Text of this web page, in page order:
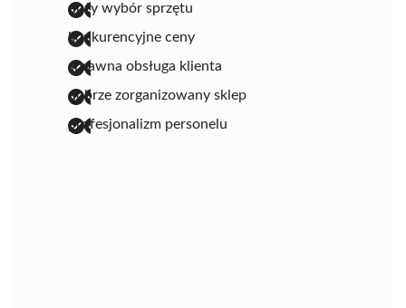
duży wybór sprzętu
konkurencyjne ceny
sprawna obsługa klienta
dobrze zorganizowany sklep
profesjonalizm personelu